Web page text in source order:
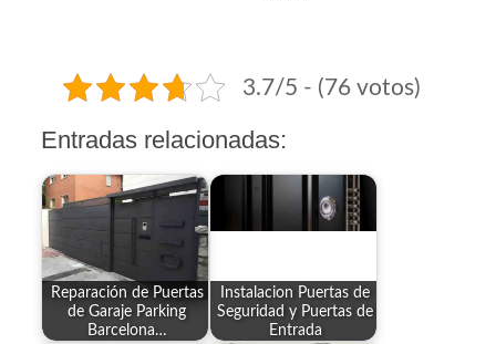
3.7/5 - (76 votos)
Entradas relacionadas:
Reparación de Puertas
de Garaje Parking
Barcelona…
Instalacion Puertas de
Seguridad y Puertas de
Entrada